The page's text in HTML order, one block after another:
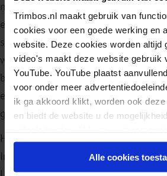
Trimbos.nl maakt gebruik van
cookies voor een goede werking en
website. Deze cookies worden altijd
video's maakt deze website gebruik
YouTube. YouTube plaatst
voor onder meer
ik ga akkoord klikt, worden ook
en biedt de website u de
intrekken.
Alle cookies
mogelijkheid om vergelijkingen
en inzicht te krijgen in trends over
studie wordt beschouwd als de
wereldwijde epidemiologische
belangrijk hulpmiddel voor
en anderen die de bevindingen
gezondheidsbeleid te maken.
Het onderzoek wordt sinds 1990
Institute for Health Metrics and